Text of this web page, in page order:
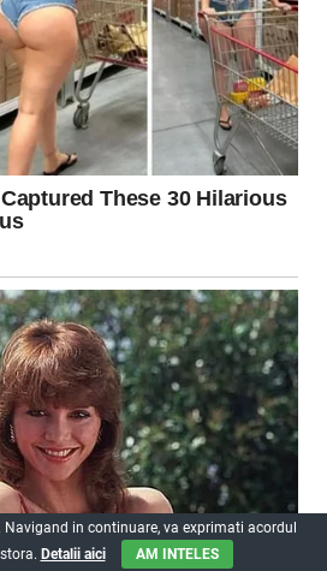
Navigand in continuare, va exprimati acordul
Detalii aici AM INTELES